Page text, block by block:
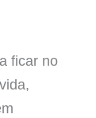
ficar no